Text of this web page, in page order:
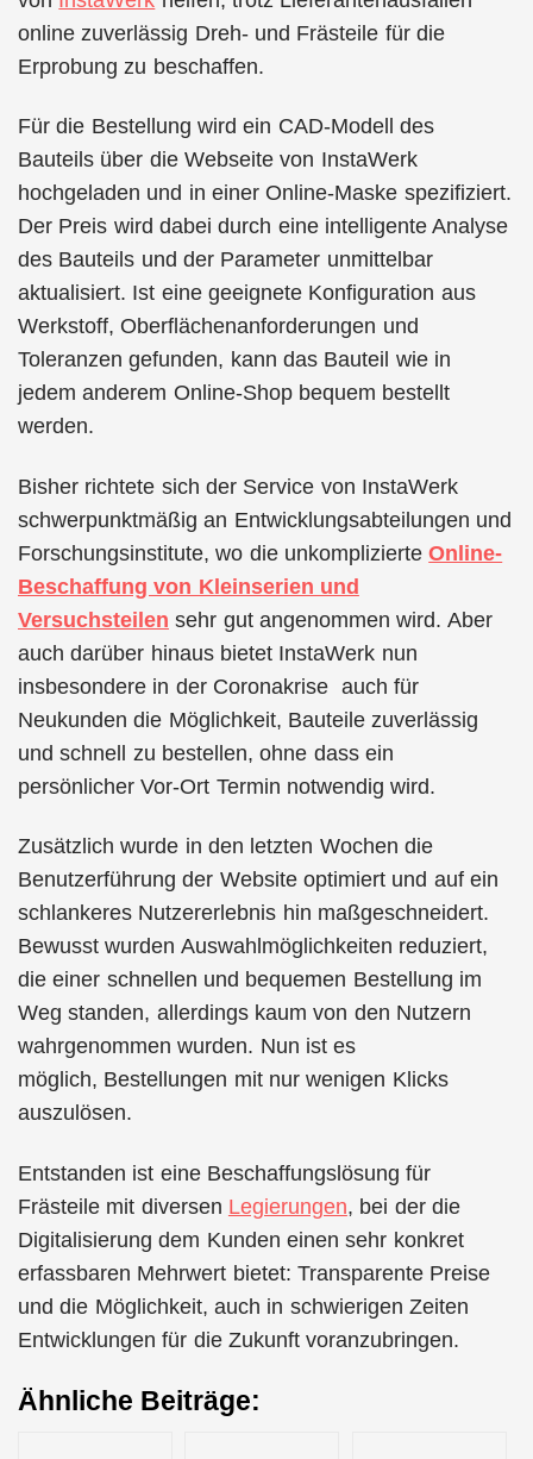
online zuverlässig Dreh- und Frästeile für die
Erprobung zu beschaffen.
Für die Bestellung wird ein CAD-Modell des
Bauteils über die Webseite von InstaWerk
hochgeladen und in einer Online-Maske spezifiziert.
Der Preis wird dabei durch eine intelligente Analyse
des Bauteils und der Parameter unmittelbar
aktualisiert. Ist eine geeignete Konfiguration aus
Werkstoff, Oberflächenanforderungen und
Toleranzen gefunden, kann das Bauteil wie in
jedem anderem Online-Shop bequem bestellt
werden.
Bisher richtete sich der Service von InstaWerk
schwerpunktmäßig an Entwicklungsabteilungen und
Forschungsinstitute, wo die unkomplizierteOnline-
Beschaffung von Kleinserien und
Versuchsteilen sehr gut angenommen wird. Aber
auch darüber hinaus bietet InstaWerk nun
insbesondere in der Coronakrise auch für
Neukunden die Möglichkeit, Bauteile zuverlässig
und schnell zu bestellen, ohne dass ein
persönlicher Vor-Ort Termin notwendig wird.
Zusätzlich wurde in den letzten Wochen die
Benutzerführung der Website optimiert und auf ein
schlankeres Nutzererlebnis hin maßgeschneidert.
Bewusst wurden Auswahlmöglichkeiten reduziert,
die einer schnellen und bequemen Bestellung im
Weg standen, allerdings kaum von den Nutzern
wahrgenommen wurden. Nun ist es
möglich, Bestellungen mit nur wenigen Klicks
auszulösen.
Entstanden ist eine Beschaffungslösung für
Frästeile mit diversen Legierungen, bei der die
Digitalisierung dem Kunden einen sehr konkret
erfassbaren Mehrwert bietet: Transparente Preise
und die Möglichkeit, auch in schwierigen Zeiten
Entwicklungen für die Zukunft voranzubringen.
Ähnliche Beiträge: